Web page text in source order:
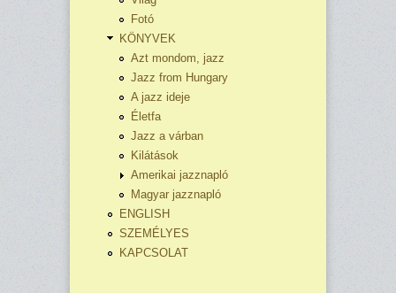
Fotó
KÖNYVEK
Azt mondom, jazz
Jazz from Hungary
A jazz ideje
Életfa
Jazz a várban
Kilátások
Amerikai jazznapló
Magyar jazznapló
ENGLISH
SZEMÉLYES
KAPCSOLAT